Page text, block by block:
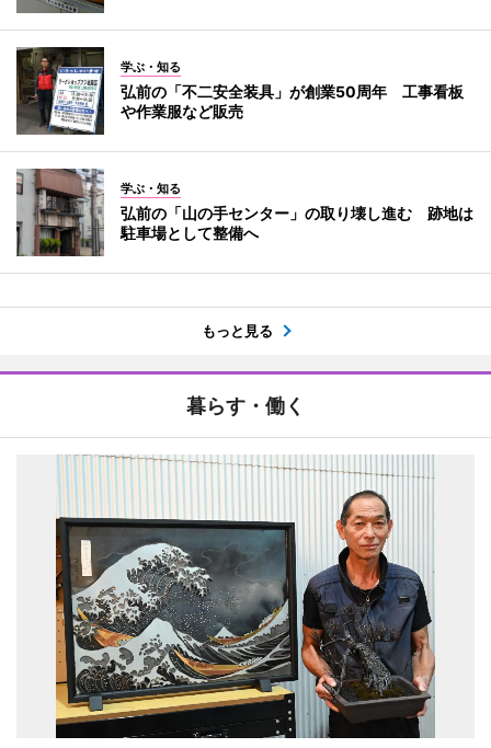
学ぶ・知る
弘前の「不二安全装具」が創業50周年 工事看板
や作業服など販売
学ぶ・知る
弘前の「山の手センター」の取り壊し進む 跡地は
駐車場として整備へ
もっと見る
暮らす・働く